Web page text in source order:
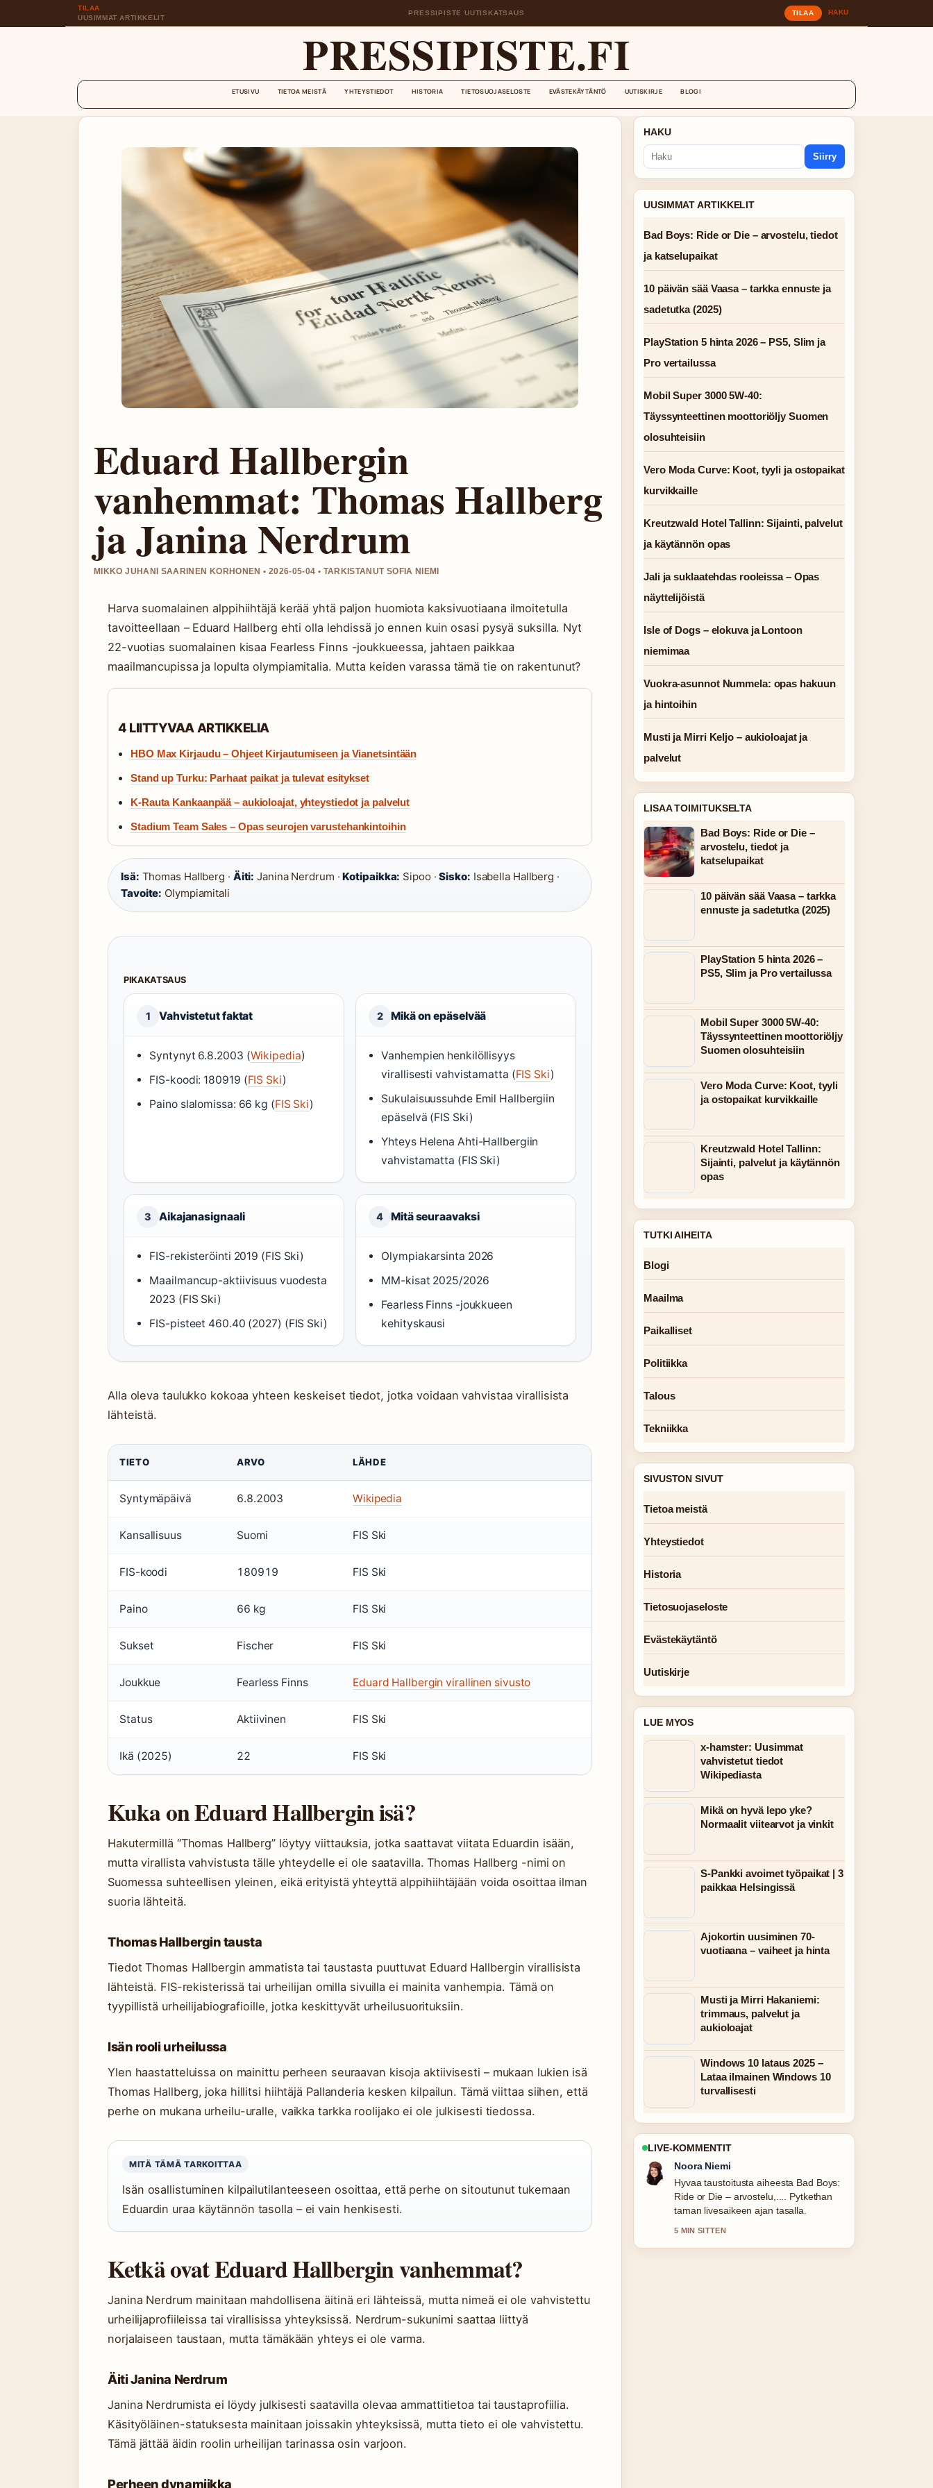
TILAA
UUSIMMAT ARTIKKELIT
PRESSIPISTE UUTISKATSAUS TILAA HAKU
PRESSIPISTE.FI
ETUSIVU TIETOA MEISTÄ YHTEYSTIEDOT HISTORIA TIETOSUOJASELOSTE EVÄSTEKÄYTÄNTÖ UUTISKIRJE BLOGI
Eduard Hallbergin
vanhemmat: Thomas Hallberg
ja Janina Nerdrum
MIKKO JUHANI SAARINEN KORHONEN • 2026-05-04 • TARKISTANUT SOFIA NIEMI
Harva suomalainen alppihiihtäjä kerää yhtä paljon huomiota kaksivuotiaana ilmoitetulla
tavoitteellaan – Eduard Hallberg ehti olla lehdissä jo ennen kuin osasi pysyä suksilla. Nyt
22-vuotias suomalainen kisaa Fearless Finns -joukkueessa, jahtaen paikkaa
maailmancupissa ja lopulta olympiamitalia. Mutta keiden varassa tämä tie on rakentunut?
4 LIITTYVAA ARTIKKELIA
HBO Max Kirjaudu – Ohjeet Kirjautumiseen ja Vianetsintään
Stand up Turku: Parhaat paikat ja tulevat esitykset
K-Rauta Kankaanpää – aukioloajat, yhteystiedot ja palvelut
Stadium Team Sales – Opas seurojen varustehankintoihin
Isä: Thomas Hallberg · Äiti: Janina Nerdrum ·Kotipaikka: Sipoo ·Sisko: Isabella Hallberg ·
Tavoite: Olympiamitali
PIKAKATSAUS
1 Vahvistetut faktat
Syntynyt 6.8.2003 (Wikipedia)
FIS-koodi: 180919 (FIS Ski)
Paino slalomissa: 66 kg (FIS Ski)
2 Mikä on epäselvää
Vanhempien henkilöllisyys
virallisesti vahvistamatta (FIS Ski)
Sukulaisuussuhde Emil Hallbergiin
epäselvä (FIS Ski)
Yhteys Helena Ahti-Hallbergiin
vahvistamatta (FIS Ski)
3 Aikajanasignaali
FIS-rekisteröinti 2019 (FIS Ski)
Maailmancup-aktiivisuus vuodesta
2023 (FIS Ski)
FIS-pisteet 460.40 (2027) (FIS Ski)
4 Mitä seuraavaksi
Olympiakarsinta 2026
MM-kisat 2025/2026
Fearless Finns -joukkueen
kehityskausi
Alla oleva taulukko kokoaa yhteen keskeiset tiedot, jotka voidaan vahvistaa virallisista
lähteistä.
TIETO ARVO LÄHDE
Syntymäpäivä 6.8.2003 Wikipedia
Kansallisuus Suomi FIS Ski
FIS-koodi 180919 FIS Ski
Paino 66 kg FIS Ski
Sukset Fischer FIS Ski
Joukkue Fearless Finns Eduard Hallbergin virallinen sivusto
Status Aktiivinen FIS Ski
Ikä (2025) 22 FIS Ski
Kuka on Eduard Hallbergin isä?
Hakutermillä “Thomas Hallberg” löytyy viittauksia, jotka saattavat viitata Eduardin isään,
mutta virallista vahvistusta tälle yhteydelle ei ole saatavilla. Thomas Hallberg -nimi on
Suomessa suhteellisen yleinen, eikä erityistä yhteyttä alppihiihtäjään voida osoittaa ilman
suoria lähteitä.
Thomas Hallbergin tausta
Tiedot Thomas Hallbergin ammatista tai taustasta puuttuvat Eduard Hallbergin virallisista
lähteistä. FIS-rekisterissä tai urheilijan omilla sivuilla ei mainita vanhempia. Tämä on
tyypillistä urheilijabiografioille, jotka keskittyvät urheilusuorituksiin.
Isän rooli urheilussa
Ylen haastatteluissa on mainittu perheen seuraavan kisoja aktiivisesti – mukaan lukien isä
Thomas Hallberg, joka hillitsi hiihtäjä Pallanderia kesken kilpailun. Tämä viittaa siihen, että
perhe on mukana urheilu-uralle, vaikka tarkka roolijako ei ole julkisesti tiedossa.
MITÄ TÄMÄ TARKOITTAA
Isän osallistuminen kilpailutilanteeseen osoittaa, että perhe on sitoutunut tukemaan
Eduardin uraa käytännön tasolla – ei vain henkisesti.
Ketkä ovat Eduard Hallbergin vanhemmat?
Janina Nerdrum mainitaan mahdollisena äitinä eri lähteissä, mutta nimeä ei ole vahvistettu
urheilijaprofiileissa tai virallisissa yhteyksissä. Nerdrum-sukunimi saattaa liittyä
norjalaiseen taustaan, mutta tämäkään yhteys ei ole varma.
Äiti Janina Nerdrum
Janina Nerdrumista ei löydy julkisesti saatavilla olevaa ammattitietoa tai taustaprofiilia.
Käsityöläinen-statuksesta mainitaan joissakin yhteyksissä, mutta tieto ei ole vahvistettu.
Tämä jättää äidin roolin urheilijan tarinassa osin varjoon.
Perheen dynamiikka
HAKU
Siirry
UUSIMMAT ARTIKKELIT
Bad Boys: Ride or Die – arvostelu, tiedot
ja katselupaikat
10 päivän sää Vaasa – tarkka ennuste ja
sadetutka (2025)
PlayStation 5 hinta 2026 – PS5, Slim ja
Pro vertailussa
Mobil Super 3000 5W-40:
Täyssynteettinen moottoriöljy Suomen
olosuhteisiin
Vero Moda Curve: Koot, tyyli ja ostopaikat
kurvikkaille
Kreutzwald Hotel Tallinn: Sijainti, palvelut
ja käytännön opas
Jali ja suklaatehdas rooleissa – Opas
näyttelijöistä
Isle of Dogs – elokuva ja Lontoon
niemimaa
Vuokra-asunnot Nummela: opas hakuun
ja hintoihin
Musti ja Mirri Keljo – aukioloajat ja
palvelut
LISAA TOIMITUKSELTA
Bad Boys: Ride or Die –
arvostelu, tiedot ja
katselupaikat
10 päivän sää Vaasa – tarkka
ennuste ja sadetutka (2025)
PlayStation 5 hinta 2026 –
PS5, Slim ja Pro vertailussa
Mobil Super 3000 5W-40:
Täyssynteettinen moottoriöljy
Suomen olosuhteisiin
Vero Moda Curve: Koot, tyyli
ja ostopaikat kurvikkaille
Kreutzwald Hotel Tallinn:
Sijainti, palvelut ja käytännön
opas
TUTKI AIHEITA
Blogi
Maailma
Paikalliset
Politiikka
Talous
Tekniikka
SIVUSTON SIVUT
Tietoa meistä
Yhteystiedot
Historia
Tietosuojaseloste
Evästekäytäntö
Uutiskirje
LUE MYOS
x-hamster: Uusimmat
vahvistetut tiedot
Wikipediasta
Mikä on hyvä lepo yke?
Normaalit viitearvot ja vinkit
S-Pankki avoimet työpaikat | 3
paikkaa Helsingissä
Ajokortin uusiminen 70-
vuotiaana – vaiheet ja hinta
Musti ja Mirri Hakaniemi:
trimmaus, palvelut ja
aukioloajat
Windows 10 lataus 2025 –
Lataa ilmainen Windows 10
turvallisesti
LIVE-KOMMENTIT
Oskari Lehtinen
Raportointi 10 päivän sää Vaasa –
tarkka ennuste...-aiheesta tuntuu
luotettavalta ja helppolukuiselta.
7 MIN SITTEN